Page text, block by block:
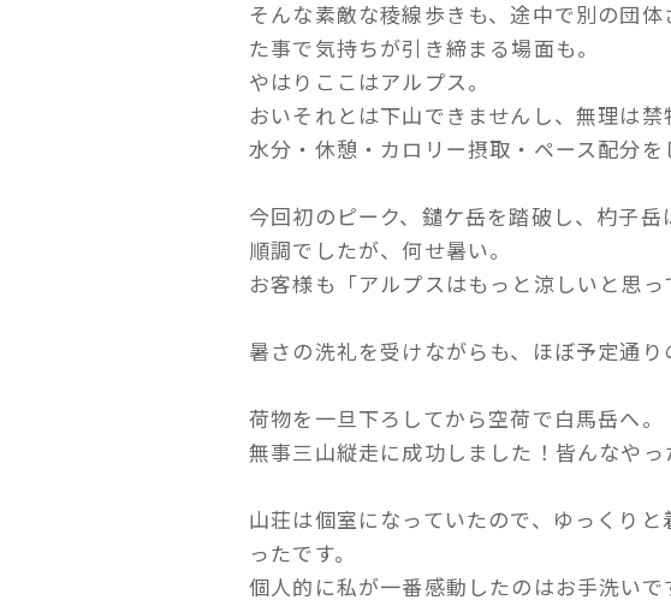
そんな素敵な稜線歩きも、途中で別の団
た事で気持ちが引き締まる場面も。
やはりここはアルプス。
おいそれとは下山できませんし、無理は禁
水分・休憩・カロリー摂取・ペース配分を
今回初のピーク、鑓ケ岳を踏破し、杓子岳
順調でしたが、何せ暑い。
お客様も「アルプスはもっと涼しいと思っ
暑さの洗礼を受けながらも、ほぼ予定通り
荷物を一旦下ろしてから空荷で白馬岳へ。
無事三山縦走に成功しました！皆んなや
山荘は個室になっていたので、ゆっくり
ったです。
個人的に私が一番感動したのはお手洗いで